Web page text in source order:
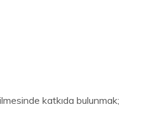
katkıda bulunmak;